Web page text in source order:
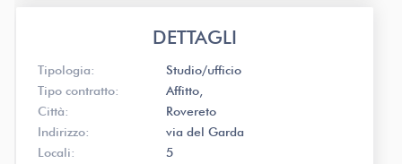
DETTAGLI
Tipologia:
Studio/ufficio
Tipo contratto:
Affitto
Città:
Rovereto
Indirizzo:
via del Garda
Locali:
5